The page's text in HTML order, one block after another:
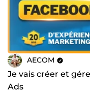
AECOM
Je vais créer et
Ads